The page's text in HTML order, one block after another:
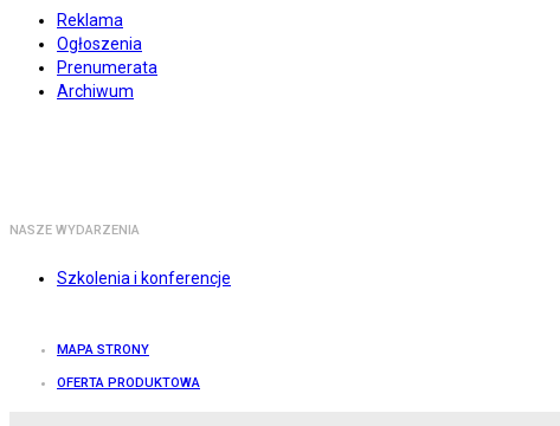
Reklama
Ogłoszenia
Prenumerata
Archiwum
NASZE WYDARZENIA
Szkolenia i konferencje
MAPA STRONY
OFERTA PRODUKTOWA